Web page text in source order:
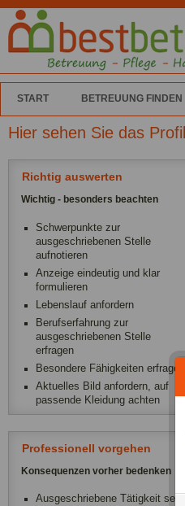
START BETREUUNG FINDEN
Hier sehen Sie das
Richtig auswerten
Wichtig - besonders beachten
Schwerpunkte zur
ausgeschriebenen Stelle
aufnotieren
Anzeige eindeutig und klar
formulieren
Lebenslauf anfordern
Berufserfahrung zur
ausgeschriebenen Stelle
erfragen
Besondere Fähigkeiten erfragen
Aktuelles Bild anfordern, auf
passende Kleidung achten
Professionell vorgehen
Konsequenzen vorher bedenken
Ausgeschriebene Tätigkeit sehr